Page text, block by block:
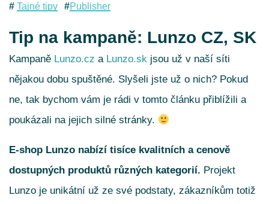
Tajné tipy
Publisher
Tip na kampaně: Lunzo CZ, SK
Kampaně Lunzo.cz a Lunzo.sk jsou už v naší síti
nějakou dobu spuštěné. Slyšeli jste už o nich? Pokud
ne, tak bychom vám je rádi v tomto článku přiblížili a
poukázali na jejich silné stránky.
E-shop Lunzo nabízí tisíce kvalitních a cenově
dostupných produktů různých kategorií. Projekt
Lunzo je unikátní už ze své podstaty, zákazníkům totiž